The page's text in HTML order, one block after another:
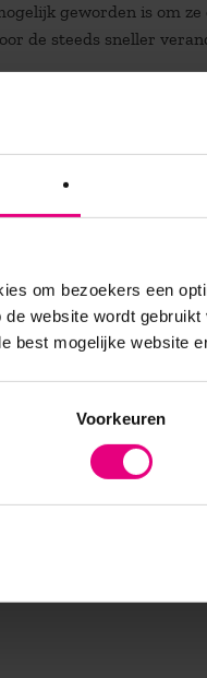
om bezoekers een
de website wordt
best mogelijke website
Voorkeuren
geworden is om
de steeds sneller
lezer mee op een
ervan. Dit boek
te omzeilen. Het
verrast de lezer keer
van ontbrekende
zien wat de kracht is
van Samenhang is een
Samenhang
het gebied van
Fons studeerde
was hij werkzaam in
senior
B.V. en bij Allign.